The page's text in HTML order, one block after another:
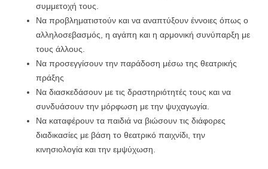
συμμετοχή τους.
Να προβληματιστούν και να αναπτύξουν έννοιες όπως ο
αλληλοσεβασμός, η αγάπη και η αρμονική συνύπαρξη με
τους άλλους.
Να προσεγγίσουν την παράδοση μέσω της θεατρικής
πράξης
Να διασκεδάσουν με τις δραστηριότητές τους και να
συνδυάσουν την μόρφωση με την ψυχαγωγία.
Να καταφέρουν τα παιδιά να βιώσουν τις διάφορες
διαδικασίες με βάση το θεατρικό παιχνίδι, την
κινησιολογία και την εμψύχωση.